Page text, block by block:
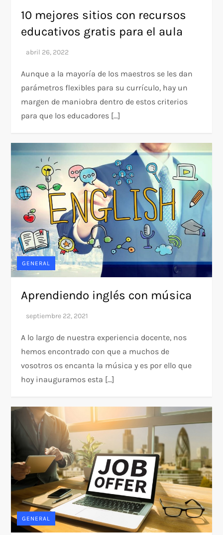
10 mejores sitios con recursos
educativos gratis para el aula
Aunque a la mayoría de los maestros se les dan
parámetros flexibles para su currículo, hay un
margen de maniobra dentro de estos criterios
para que los educadores […]
GENERAL
Aprendiendo inglés con música
A lo largo de nuestra experiencia docente, nos
hemos encontrado con que a muchos de
vosotros os encanta la música y es por ello que
hoy inauguramos esta […]
GENERAL